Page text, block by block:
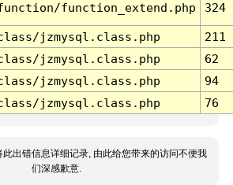
function_extend.php 324
jzmysql.class.php
211
jzmysql.class.php
62
jzmysql.class.php
94
jzmysql.class.php 76
此出错信息详细记录, 由此给您带来的访问不便我
们深感歉意.